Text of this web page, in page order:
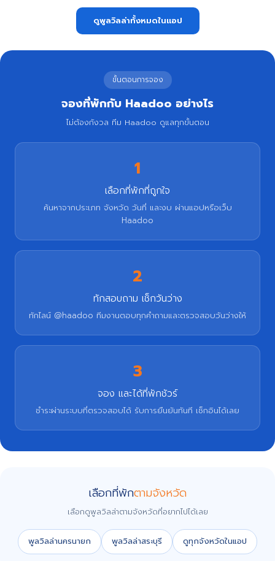
ดูพูลวิลล่าทั้งหมดในแอป
ขั้นตอนการจอง
จองที่พักกับ Haadoo อย่างไร
ไม่ต้องกังวล ทีม Haadoo ดูแลทุกขั้นตอน
1
เลือกที่พักที่ถูกใจ
ค้นหาจากประเภท จังหวัด วันที่ และงบ ผ่านแอปหรือเว็บ
Haadoo
2
ทักสอบถาม เช็กวันว่าง
ทักไลน์ @haadoo ทีมงานตอบทุกคำถามและตรวจสอบวันว่างให้
3
จอง และได้ที่พักชัวร์
ชำระผ่านระบบที่ตรวจสอบได้ รับการยืนยันทันที เช็กอินได้เลย
เลือกที่พักตามจังหวัด
เลือกดูพูลวิลล่าตามจังหวัดที่อยากไปได้เลย
พูลวิลล่านครนายก พูลวิลล่าสระบุรี ดูทุกจังหวัดในแอป